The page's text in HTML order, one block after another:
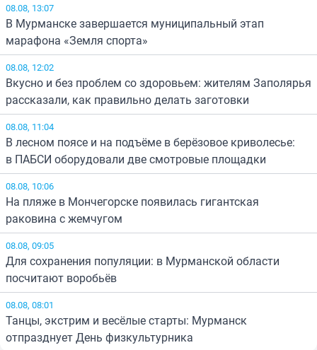
08.08, 13:07
В Мурманске завершается муниципальный этап
марафона «Земля спорта»
08.08, 12:02
Вкусно и без проблем со здоровьем: жителям Заполярья
рассказали, как правильно делать заготовки
08.08, 11:04
В лесном поясе и на подъёме в берёзовое криволесье:
в ПАБСИ оборудовали две смотровые площадки
08.08, 10:06
На пляже в Мончегорске появилась гигантская
раковина с жемчугом
08.08, 09:05
Для сохранения популяции: в Мурманской области
посчитают воробьёв
08.08, 08:01
Танцы, экстрим и весёлые старты: Мурманск
отпразднует День физкультурника